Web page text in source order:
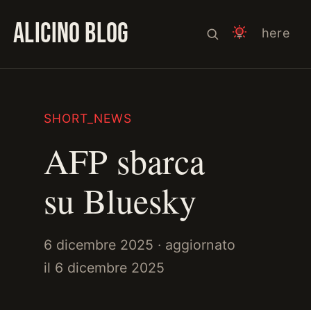
ALICINO BLOG here
SHORT_NEWS
AFP sbarca
su Bluesky
6 dicembre 2025 · aggiornato
il 6 dicembre 2025